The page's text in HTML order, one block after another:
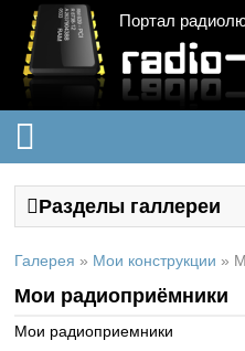
Портал
Разделы галлереи
Галерея » Мои конструкции »
Мои радиоприёмники
Мои радиоприемники